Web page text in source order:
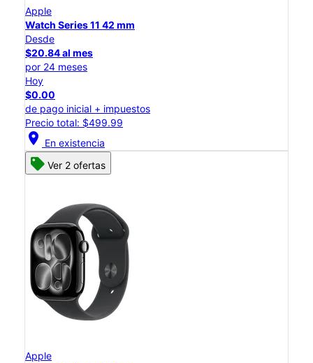
Apple
Watch Series 11 42 mm
Desde
$20.84 al mes
por 24 meses
Hoy
$0.00
de pago inicial + impuestos
Precio total: $499.99
location_on En existencia
Ver 2 ofertas
Apple